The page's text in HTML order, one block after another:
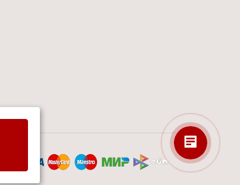
Екатерина
Напишите мне, если у вас появятся